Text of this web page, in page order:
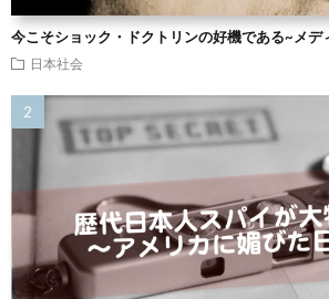
今こそショック・ドクトリンの好機である~メデ
日本社会